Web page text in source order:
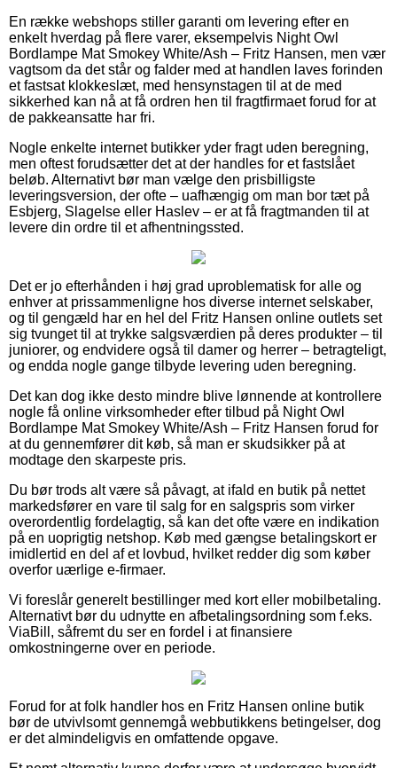
En række webshops stiller garanti om levering efter en
enkelt hverdag på flere varer, eksempelvis Night Owl
Bordlampe Mat Smokey White/Ash – Fritz Hansen, men vær
vagtsom da det står og falder med at handlen laves forinden
et fastsat klokkeslæt, med hensynstagen til at de med
sikkerhed kan nå at få ordren hen til fragtfirmaet forud for at
de pakkeansatte har fri.
Nogle enkelte internet butikker yder fragt uden beregning,
men oftest forudsætter det at der handles for et fastslået
beløb. Alternativt bør man vælge den prisbilligste
leveringsversion, der ofte – uafhængig om man bor tæt på
Esbjerg, Slagelse eller Haslev – er at få fragtmanden til at
levere din ordre til et afhentningssted.
Det er jo efterhånden i høj grad uproblematisk for alle og
enhver at prissammenligne hos diverse internet selskaber,
og til gengæld har en hel del Fritz Hansen online outlets set
sig tvunget til at trykke salgsværdien på deres produkter – til
juniorer, og endvidere også til damer og herrer – betragteligt,
og endda nogle gange tilbyde levering uden beregning.
Det kan dog ikke desto mindre blive lønnende at kontrollere
nogle få online virksomheder efter tilbud på Night Owl
Bordlampe Mat Smokey White/Ash – Fritz Hansen forud for
at du gennemfører dit køb, så man er skudsikker på at
modtage den skarpeste pris.
Du bør trods alt være så påvagt, at ifald en butik på nettet
markedsfører en vare til salg for en salgspris som virker
overordentlig fordelagtig, så kan det ofte være en indikation
på en uoprigtig netshop. Køb med gængse betalingskort er
imidlertid en del af et lovbud, hvilket redder dig som køber
overfor uærlige e-firmaer.
Vi foreslår generelt bestillinger med kort eller mobilbetaling.
Alternativt bør du udnytte en afbetalingsordning som f.eks.
ViaBill, såfremt du ser en fordel i at finansiere
omkostningerne over en periode.
Forud for at folk handler hos en Fritz Hansen online butik
bør de utvivlsomt gennemgå webbutikkens betingelser, dog
er det almindeligvis en omfattende opgave.